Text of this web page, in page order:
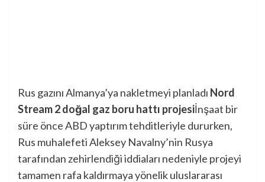
Rus gazını Almanya’ya nakletmeyi planladı Nord
Stream 2 doğal gaz boru hattı projesiİnşaat bir
süre önce ABD yaptırım tehditleriyle dururken,
Rus muhalefeti Aleksey Navalny’nin Rusya
tarafından zehirlendiği iddiaları nedeniyle projeyi
tamamen rafa kaldırmaya yönelik uluslararası